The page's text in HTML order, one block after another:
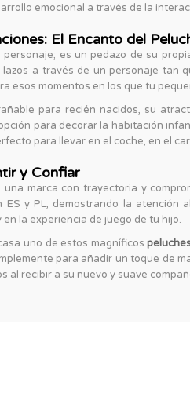
emocional a través de la
El Encanto del
es un pedazo de su
a través de un personaje
esos momentos en los que tu
para recién nacidos, su
para decorar la habitación
para llevar en el coche, en el
y Confiar
marca con trayectoria y
y PL, demostrando la
la experiencia de juego de tu hijo.
uno de estos magníficos
para añadir un toque de
al recibir a su nuevo y suave